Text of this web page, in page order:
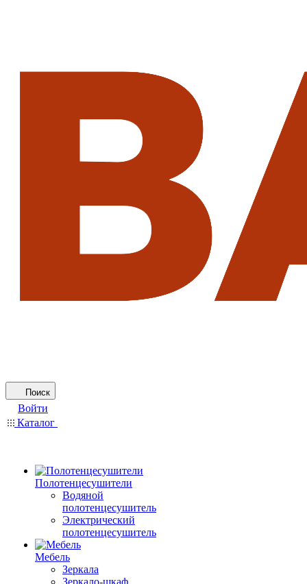
Поиск
Войти
Каталог
Полотенцесушители
Водяной
полотенцесушитель
Электрический
полотенцесушитель
Мебель
Зеркала
Зеркало-шкаф